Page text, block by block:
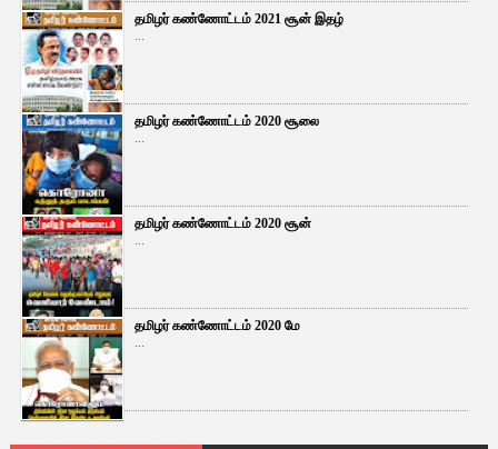
தமிழர் கண்ணோட்டம் 2021 சூன் இதழ்
...
தமிழர் கண்ணோட்டம் 2020 சூலை
...
தமிழர் கண்ணோட்டம் 2020 சூன்
...
தமிழர் கண்ணோட்டம் 2020 மே
...